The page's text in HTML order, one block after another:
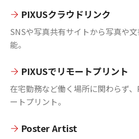
PIXUSクラウドリンク
SNSや写真共有サイトから写真や
能。
PIXUSでリモートプリント
在宅勤務など働く場所に関わらず
ートプリント。
Poster Artist